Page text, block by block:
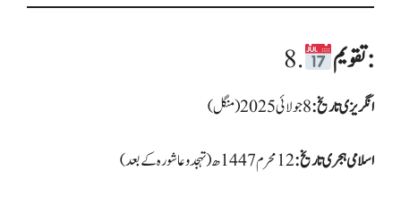
8. تقویم:
انگریزی تاریخ:
اسلامی ہجری تاریخ: